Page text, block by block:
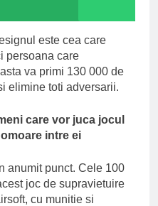
este cea care
persoana care
va primi 130 000 de
elimine toti adversarii.
care vor juca jocul
intre ei
anumit punct. Cele 100
joc de supravietuire
cu munitie si